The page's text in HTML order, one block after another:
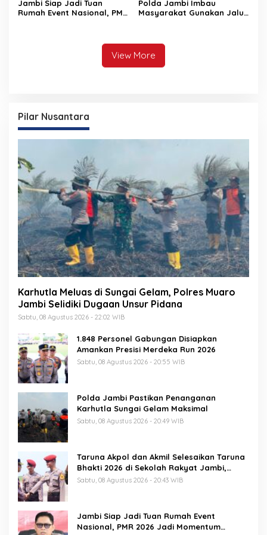
Jambi Siap Jadi Tuan
Rumah Event Nasional, PMR
Polda Jambi Imbau
Masyarakat Gunakan Jalur
Merdeka Run 2026
View More
Pilar Nusantara
Karhutla Meluas di Sungai Gelam, Polres Muaro
Jambi Selidiki Dugaan Unsur Pidana
Sabtu, 08 Agustus 2026 - 22:02 WIB
1.848 Personel Gabungan Disiapkan
Amankan Presisi Merdeka Run 2026
Sabtu, 08 Agustus 2026 - 20:55 WIB
Polda Jambi Pastikan Penanganan
Karhutla Sungai Gelam Maksimal
Sabtu, 08 Agustus 2026 - 20:49 WIB
Taruna Akpol dan Akmil Selesaikan Taruna
Bhakti 2026 di Sekolah Rakyat Jambi,
Kegiatan Berlangsung Aman dan Lancar
Sabtu, 08 Agustus 2026 - 20:43 WIB
Jambi Siap Jadi Tuan Rumah Event
Nasional, PMR 2026 Jadi Momentum